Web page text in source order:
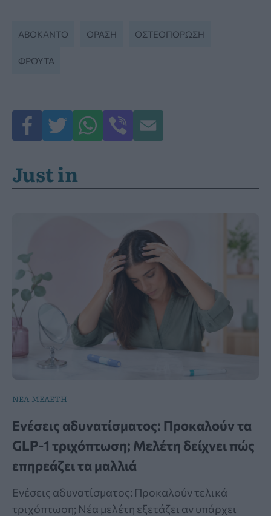
ΑΒΟΚΆΝΤΟ ΟΡΑΣΗ ΟΣΤΕΟΠΟΡΩΣΗ
ΦΡΟΥΤΑ
Just in
ΝΕΑ ΜΕΛΕΤΗ
Ενέσεις αδυνατίσματος: Προκαλούν τα
GLP-1 τριχόπτωση; Μελέτη δείχνει πώς
επηρεάζει τα μαλλιά
Ενέσεις αδυνατίσματος: Προκαλούν τελικά
τριχόπτωση; Νέα μελέτη εξετάζει αν υπάρχει